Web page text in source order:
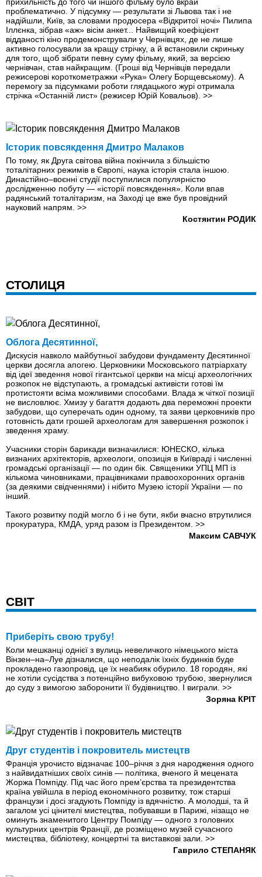
прихильність до того чи іншого фільму було вкрай
проблематично. У підсумку — результати зі Львова так і не
надійшли, Київ, за словами продюсера «Відкритої ночі» Пилипа
Іллєнка, зібрав «аж» вісім анкет... Найвищий коефіцієнт
відданості кіно продемонстрували у Чернівцях, де не лише
активно голосували за кращу стрічку, а й встановили скриньку
для того, щоб зібрати певну суму фільму, який, за версією
чернівчан, став найкращим. (Гроші від Чернівців передали
режисерові короткометражки «Рука» Олегу Борщевському). А
перемогу за підсумками роботи глядацького журі отримала
стрічка «Останній лист» (режисер Юрій Ковальов). >>
Історик повсякдення Дмитро Малаков
По тому, як Друга світова війна покінчила з більшістю
тоталітарних режимів в Європі, наука історія стала іншою.
Династійно–воєнні студії поступилися популярністю
дослідженню побуту — «історії повсякдення». Коли впав
радянський тоталітаризм, на Заході це вже був провідний
науковий напрям. >>
Костянтин РОДИК
СТОЛИЦЯ
Облога Десятинної,
Дискусія навколо майбутньої забудови фундаменту Десятинної
церкви досягла апогею. Церковники Московського патріархату
від ідеї зведення нової гігантської церкви на місці археологічних
розкопок не відступають, а громадські активісти готові їм
протистояти всіма можливими способами. Влада ж чіткої позиції
не висловлює. Хмизу у багаття додають два переможні проекти
забудови, що суперечать один одному, та заяви церковників про
готовність дати грошей археологам для завершення розкопок і
зведення храму.
Учасники сторін барикади визначилися: ЮНЕСКО, кілька
визнаних архітекторів, археологи, опозиція в Київраді і численні
громадські організації — по один бік. Священики УПЦ МП iз
кількома чиновниками, працівниками правоохоронних органів
(за деякими свідченнями) і нібито Музею історії України — по
інший.
Такого розвитку подій могло б і не бути, якби вчасно втрутилися
прокуратура, КМДА, уряд разом із Президентом. >>
Максим САВЧУК
СВІТ
Приберіть свою трубу!
Коли мешканці однієї з вулиць невеличкого німецького міста
Вінзен–на–Луе дізналися, що неподалік їхніх будинків буде
прокладено газопровід, це їх неабияк обурило. 18 городян, які
не хотіли сусідства з потенційно вибуховою трубою, звернулися
до суду з вимогою заборонити її будівництво. І виграли. >>
Зоряна КРІТ
Друг студентів і покровитель мистецтв
Франція урочисто відзначає 100–річчя з дня народження одного
з найвидатніших своїх синів — політика, вченого й мецената
Жоржа Помпіду. Під час його прем’єрства та президентства
країна увійшла в період економічного розвитку, тож старші
французи і досі згадують Помпіду із вдячністю. А молодші, та й
загалом усі цінителі мистецтва, побувавши в Парижі, нізащо не
оминуть знаменитого Центру Помпіду — одного з головних
культурних центрів Франції, де розміщено музей сучасного
мистецтва, бібліотеку, концертні та виставкові зали. >>
Гаврило СТЕПАНЯК